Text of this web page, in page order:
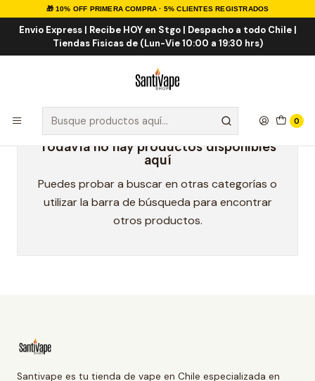
🎁 10% OFF PRIMERA COMPRA · 5% CLIENTES REGISTRADOS
Envio Express | Recibe HOY en Stgo | Despacho a todo Chile |
Tiendas Fisicas de (Lun-Vie 10:00 a 19:30 hrs)
0
Inicio Marcas Eliquid Moo Shake 60ml
Moo Shake 60ml
Todavía no hay productos disponibles
aquí
Puedes probar a buscar en otras categorías o
utilizar la barra de búsqueda para encontrar
otros productos.
Santivape es tu tienda de vape en Chile especializada en